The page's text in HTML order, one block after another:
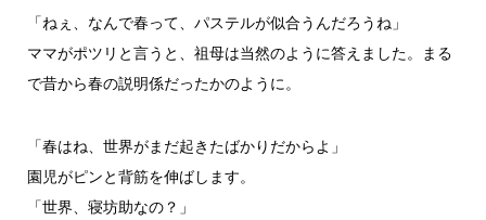
「ねぇ、なんで春って、パステルが似合うんだろうね」
ママがポツリと言うと、祖母は当然のように答えました。まる
で昔から春の説明係だったかのように。
「春はね、世界がまだ起きたばかりだからよ」
園児がピンと背筋を伸ばします。
「世界、寝坊助なの？」